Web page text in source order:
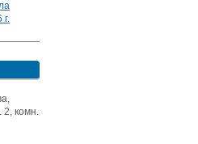
2, комн.